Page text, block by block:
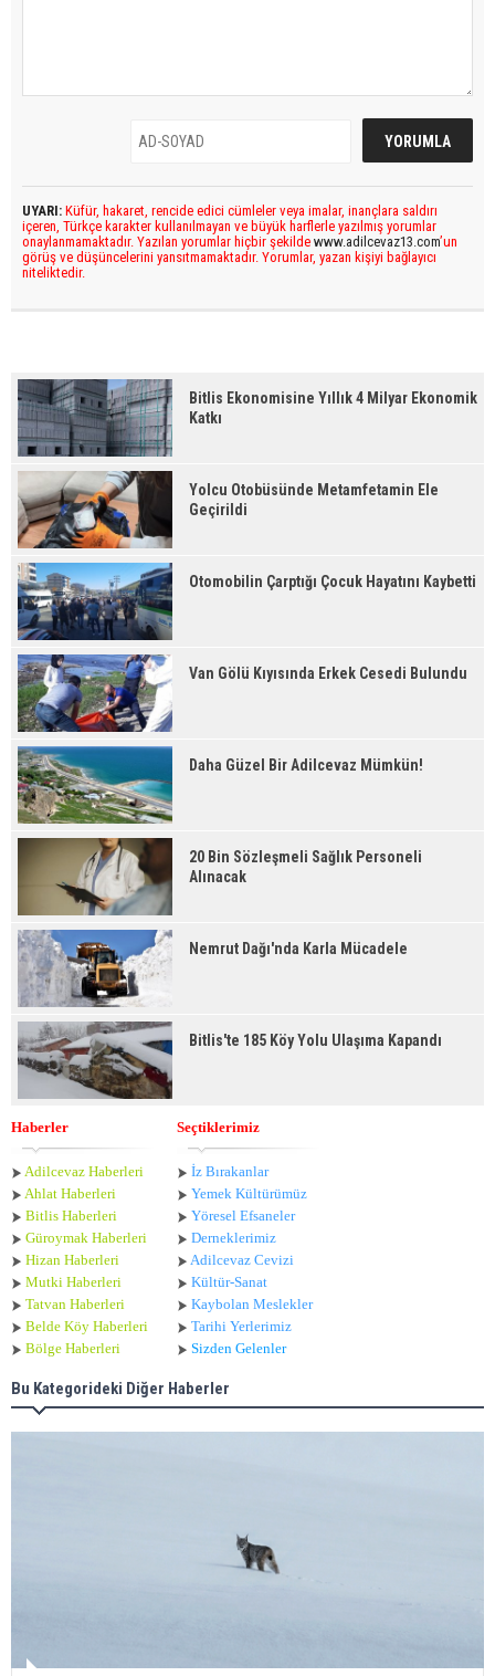
UYARI: Küfür, hakaret, rencide edici cümleler veya imalar, inançlara saldırı
içeren, Türkçe karakter kullanılmayan ve büyük harflerle yazılmış yorumlar
onaylanmamaktadır. Yazılan yorumlar hiçbir şekilde www.adilcevaz13.com’un
görüş ve düşüncelerini yansıtmamaktadır. Yorumlar, yazan kişiyi bağlayıcı
niteliktedir.
Bitlis Ekonomisine Yıllık 4 Milyar Ekonomik
Katkı
Yolcu Otobüsünde Metamfetamin Ele
Geçirildi
Otomobilin Çarptığı Çocuk Hayatını Kaybetti
Van Gölü Kıyısında Erkek Cesedi Bulundu
Daha Güzel Bir Adilcevaz Mümkün!
20 Bin Sözleşmeli Sağlık Personeli
Alınacak
Nemrut Dağı'nda Karla Mücadele
Bitlis'te 185 Köy Yolu Ulaşıma Kapandı
Haberler
Adilcevaz Haberleri
Ahlat Haberleri
Bitlis Haberleri
Güroymak Haberleri
Hizan Haberleri
Mutki Haberleri
Tatvan Haberleri
Belde Köy Haberleri
Bölge Haberleri
Seçtiklerimiz
İz Bırakanlar
Yemek Kültürümüz
Yöresel Efsaneler
Derneklerimiz
Adilcevaz Cevizi
Kültür-Sanat
Kaybolan Meslekler
Tarihi Yerlerimiz
Sizden Gelenler
Bu Kategorideki Diğer Haberler